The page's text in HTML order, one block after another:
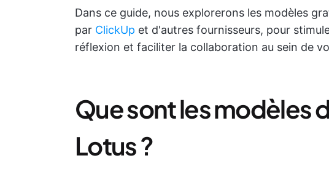
Dans ce guide, nous explorerons les modèles
par ClickUp et d'autres fournisseurs, pour
réflexion et faciliter la collaboration au sein de
Que sont les modèles
Lotus ?